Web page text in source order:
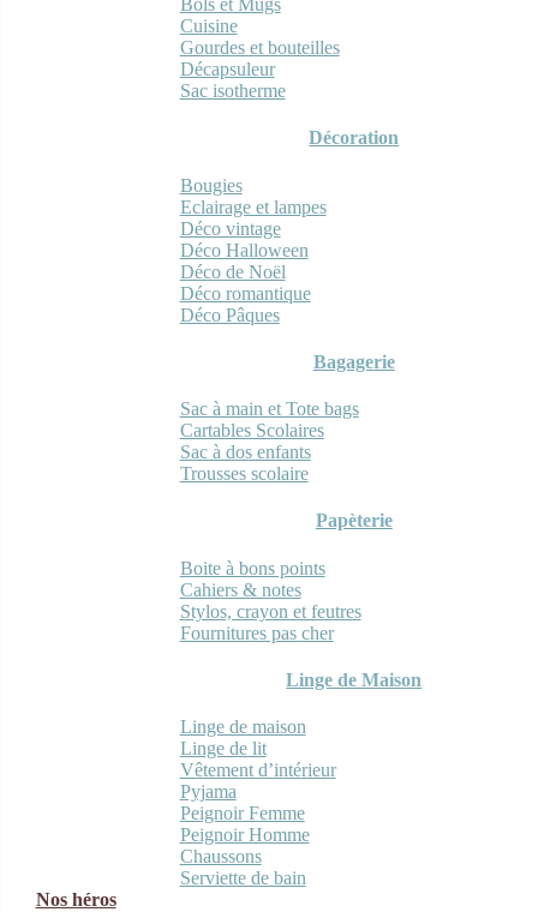
Bols et Mugs
Cuisine
Gourdes et bouteilles
Décapsuleur
Sac isotherme
Décoration
Bougies
Eclairage et lampes
Déco vintage
Déco Halloween
Déco de Noël
Déco romantique
Déco Pâques
Bagagerie
Sac à main et Tote bags
Cartables Scolaires
Sac à dos enfants
Trousses scolaire
Papèterie
Boite à bons points
Cahiers & notes
Stylos, crayon et feutres
Fournitures pas cher
Linge de Maison
Linge de maison
Linge de lit
Vêtement d’intérieur
Pyjama
Peignoir Femme
Peignoir Homme
Chaussons
Serviette de bain
Nos héros